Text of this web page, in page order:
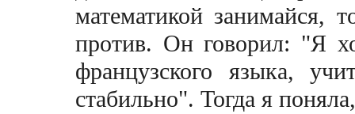
математикой занимайся,
против. Он говорил: "Я
французского языка,
стабильно". Тогда я